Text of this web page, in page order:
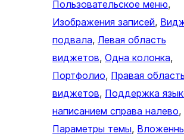
Пользовательское меню
Изображения записей,
подвала, Левая область
виджетов, Одна колонка
Портфолио, Правая область
виджетов, Поддержка
написанием справа налево
Параметры темы,